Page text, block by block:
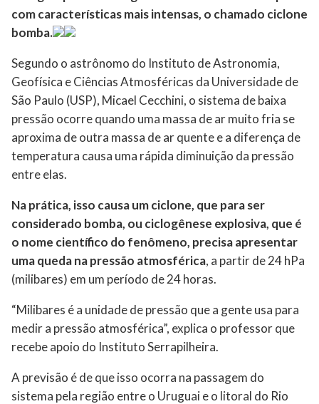
com características mais intensas, o chamado ciclone
bomba.
Segundo o astrônomo do Instituto de Astronomia,
Geofísica e Ciências Atmosféricas da Universidade de
São Paulo (USP), Micael Cecchini, o sistema de baixa
pressão ocorre quando uma massa de ar muito fria se
aproxima de outra massa de ar quente e a diferença de
temperatura causa uma rápida diminuição da pressão
entre elas.
Na prática, isso causa um ciclone, que para ser
considerado bomba, ou ciclogênese explosiva, que é
o nome científico do fenômeno, precisa apresentar
uma queda na pressão atmosférica, a partir de 24 hPa
(milibares) em um período de 24 horas.
“Milibares é a unidade de pressão que a gente usa para
medir a pressão atmosférica”, explica o professor que
recebe apoio do Instituto Serrapilheira.
A previsão é de que isso ocorra na passagem do
sistema pela região entre o Uruguai e o litoral do Rio